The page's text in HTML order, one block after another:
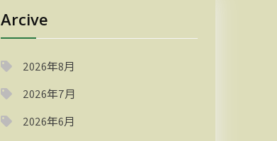
Arcive
2026年8月
2026年7月
2026年6月